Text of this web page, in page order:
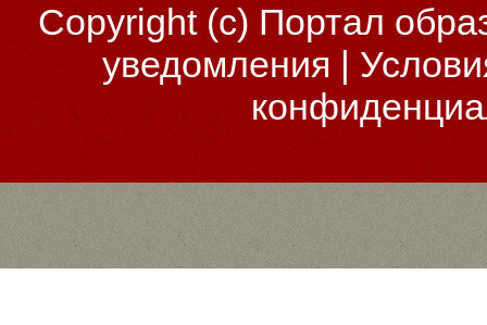
Copyright (c)Портал
уведомления |